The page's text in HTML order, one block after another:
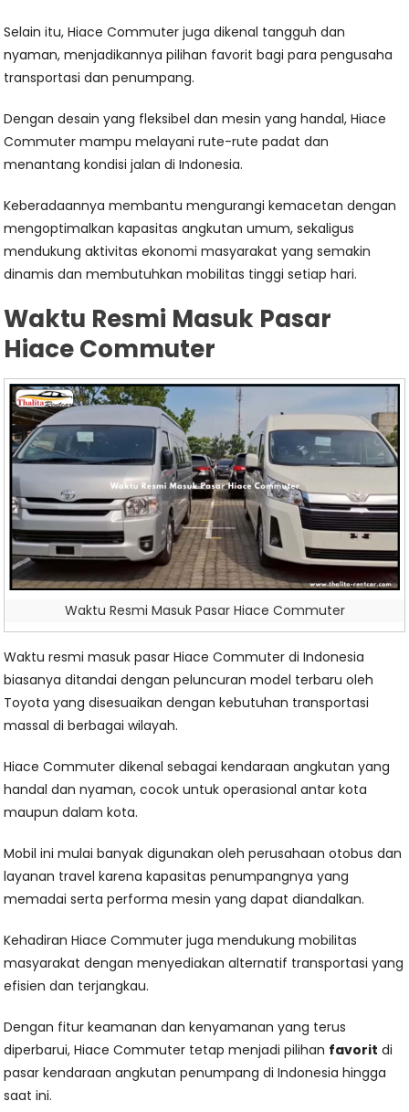
Selain itu, Hiace Commuter juga dikenal tangguh dan
nyaman, menjadikannya pilihan favorit bagi para pengusaha
transportasi dan penumpang.
Dengan desain yang fleksibel dan mesin yang handal, Hiace
Commuter mampu melayani rute-rute padat dan
menantang kondisi jalan di Indonesia.
Keberadaannya membantu mengurangi kemacetan dengan
mengoptimalkan kapasitas angkutan umum, sekaligus
mendukung aktivitas ekonomi masyarakat yang semakin
dinamis dan membutuhkan mobilitas tinggi setiap hari.
Waktu Resmi Masuk Pasar
Hiace Commuter
Waktu Resmi Masuk Pasar Hiace Commuter
Waktu resmi masuk pasar Hiace Commuter di Indonesia
biasanya ditandai dengan peluncuran model terbaru oleh
Toyota yang disesuaikan dengan kebutuhan transportasi
massal di berbagai wilayah.
Hiace Commuter dikenal sebagai kendaraan angkutan yang
handal dan nyaman, cocok untuk operasional antar kota
maupun dalam kota.
Mobil ini mulai banyak digunakan oleh perusahaan otobus dan
layanan travel karena kapasitas penumpangnya yang
memadai serta performa mesin yang dapat diandalkan.
Kehadiran Hiace Commuter juga mendukung mobilitas
masyarakat dengan menyediakan alternatif transportasi yang
efisien dan terjangkau.
Dengan fitur keamanan dan kenyamanan yang terus
diperbarui, Hiace Commuter tetap menjadi pilihan favorit di
pasar kendaraan angkutan penumpang di Indonesia hingga
saat ini.